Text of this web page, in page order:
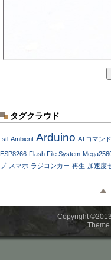
タグクラウド
.stl Ambient Arduino ATコマンド
ESP8266 Flash File System
プ スマホ ラジコンカー 再生 加速度
Copyright